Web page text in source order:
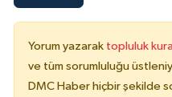
Yorum yazarak topluluk
ve tüm sorumluluğu
DMC Haber hiçbir şekilde